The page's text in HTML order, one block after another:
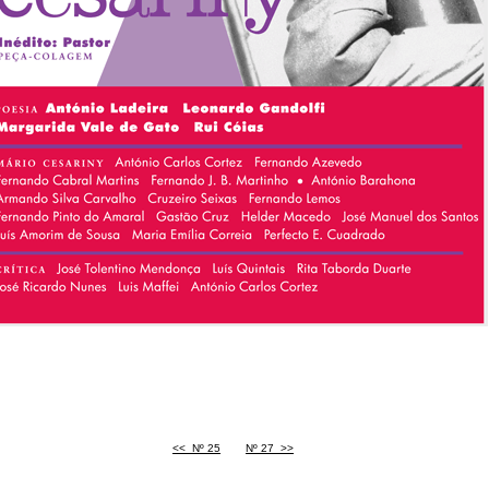
<< Nº 25 Nº 27 >>